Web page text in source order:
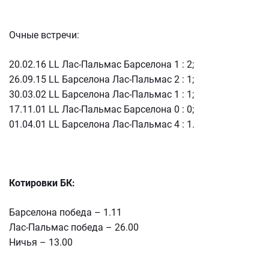
Очные встречи:
20.02.16 LL Лас-Пальмас Барселона 1 : 2;
26.09.15 LL Барселона Лас-Пальмас 2 : 1;
30.03.02 LL Барселона Лас-Пальмас 1 : 1;
17.11.01 LL Лас-Пальмас Барселона 0 : 0;
01.04.01 LL Барселона Лас-Пальмас 4 : 1.
Котировки БК:
Барселона победа – 1.11
Лас-Пальмас победа – 26.00
Ничья – 13.00